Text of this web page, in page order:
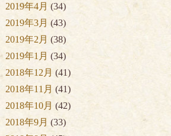
2019年4月 (34)
2019年3月 (43)
2019年2月 (38)
2019年1月 (34)
2018年12月 (41)
2018年11月 (41)
2018年10月 (42)
2018年9月 (33)